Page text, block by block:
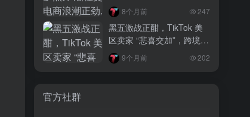
3 月前
TikTok Shop 英美周榜出炉 美妆家居成
两大热销主力
破35亿8个月前 247
黑五激战正酣，TikTok 美
区卖家 “悲喜交加”，跨境电
商路在何方？
9个月前 202
官方社群